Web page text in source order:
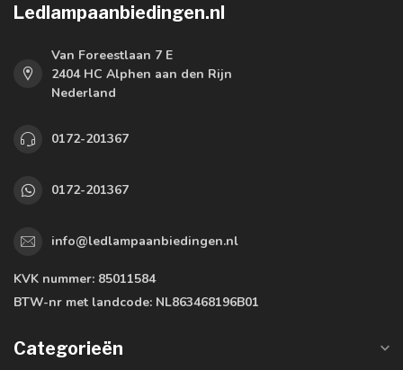
Ledlampaanbiedingen.nl
Van Foreestlaan 7 E
2404 HC Alphen aan den Rijn
Nederland
0172-201367
0172-201367
info@ledlampaanbiedingen.nl
KVK nummer: 85011584
BTW-nr met landcode: NL863468196B01
Categorieën